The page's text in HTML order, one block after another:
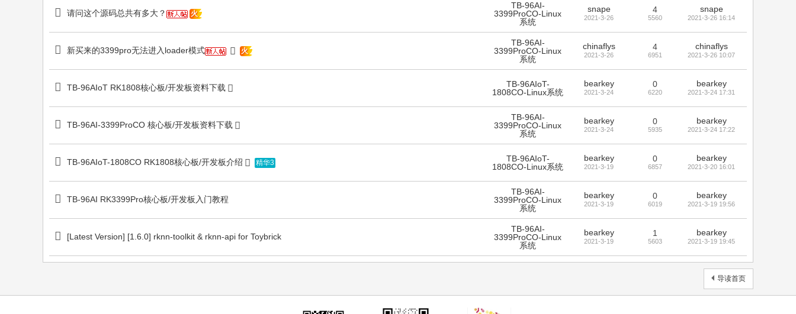
请问这个源码总共有多大？ 火
TB-96AI-
3399ProCO-Linux
系统
snape
2021-3-26
4
5560
snape
2021-3-26 16:14
新买来的3399pro无法进入loader模式 火
TB-96AI-
3399ProCO-Linux
系统
chinaflys
2021-3-26
4
6951
chinaflys
2021-3-26 10:07
TB-96AIoT RK1808核心板/开发板资料下载
TB-96AIoT-
1808CO-Linux系统
bearkey
2021-3-24
0
6220
bearkey
2021-3-24 17:31
TB-96AI-3399ProCO 核心板/开发板资料下载
TB-96AI-
3399ProCO-Linux
系统
bearkey
2021-3-24
0
5935
bearkey
2021-3-24 17:22
TB-96AIoT-1808CO RK1808核心板/开发板介绍 精华3
TB-96AIoT-
1808CO-Linux系统
bearkey
2021-3-19
0
6857
bearkey
2021-3-20 16:01
TB-96AI RK3399Pro核心板/开发板入门教程
TB-96AI-
3399ProCO-Linux
系统
bearkey
2021-3-19
0
6019
bearkey
2021-3-19 19:56
[Latest Version] [1.6.0] rknn-toolkit & rknn-api for Toybrick
TB-96AI-
3399ProCO-Linux
系统
bearkey
2021-3-19
1
5603
bearkey
2021-3-19 19:45
导读首页